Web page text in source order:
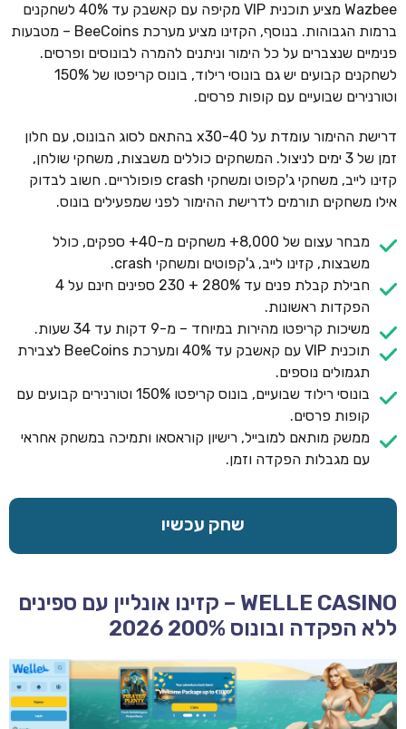
Wazbee מציע תוכנית VIP מקיפה עם קאשבק עד 40% לשחקנים
ברמות הגבוהות. בנוסף, הקזינו מציע מערכת BeeCoins – מטבעות
פנימיים שנצברים על כל הימור וניתנים להמרה לבונוסים ופרסים.
לשחקנים קבועים יש גם בונוסי רילוד, בונוס קריפטו של 150%
וטורנירים שבועיים עם קופות פרסים.
דרישת ההימור עומדת על x30-40 בהתאם לסוג הבונוס, עם חלון
זמן של 3 ימים לניצול. המשחקים כוללים משבצות, משחקי שולחן,
קזינו לייב, משחקי ג'קפוט ומשחקי crash פופולריים. חשוב לבדוק
אילו משחקים תורמים לדרישת ההימור לפני שמפעילים בונוס.
מבחר עצום של 8,000+ משחקים מ-40+ ספקים, כולל
משבצות, קזינו לייב, ג'קפוטים ומשחקי crash.
חבילת קבלת פנים עד 280% + 230 ספינים חינם על 4
הפקדות ראשונות.
משיכות קריפטו מהירות במיוחד – מ-9 דקות עד 34 שעות.
תוכנית VIP עם קאשבק עד 40% ומערכת BeeCoins לצבירת
תגמולים נוספים.
בונוסי רילוד שבועיים, בונוס קריפטו 150% וטורנירים קבועים עם
קופות פרסים.
ממשק מותאם למובייל, רישיון קוראסאו ותמיכה במשחק אחראי
עם מגבלות הפקדה וזמן.
שחק עכשיו
WELLE CASINO – קזינו אונליין עם ספינים
ללא הפקדה ובונוס 200% 2026